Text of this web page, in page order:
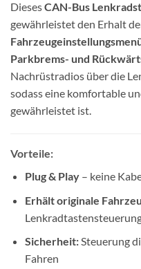
DiesesCAN-Bus
gewährleistet den Erhalt
Parkbrems- und
Nachrüstradios über die
sodass eine komfortable
gewährleistet ist.
Vorteile:
Plug & Play– keine
Erhält originale
Sicherheit:Steuerung
Fahren